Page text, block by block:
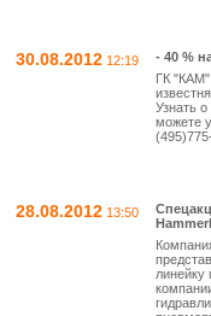
30.08.201212:19
- 40 %
ГК "КАМ"
Узнать
можете
28.08.201213:50
линейку